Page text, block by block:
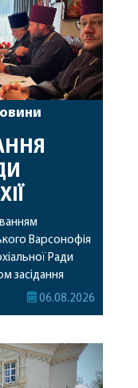
Варсонофія
Ради
засідання
членів Ради
Божої
та
06.08.2026